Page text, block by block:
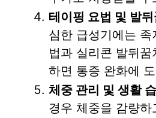
테이핑 요법 및 발
심한 급성기에는
법과 실리콘 발뒤
하면 통증 완화에
체중 관리 및 생활
경우 체중을 감량